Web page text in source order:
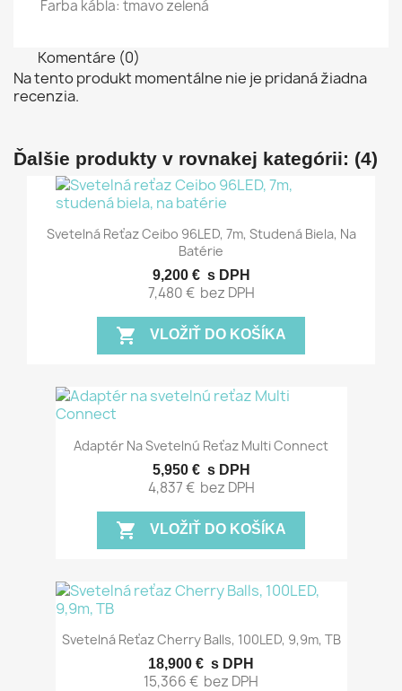
Farba kábla: tmavo zelená
Komentáre (0)
Na tento produkt momentálne nie je pridaná žiadna
recenzia.
Ďalšie produkty v rovnakej kategórii: (4)
Svetelná Reťaz Ceibo 96LED, 7m, Studená Biela, Na
Batérie
9,200 € s DPH
7,480 € bez DPH
shopping_cart VLOŽIŤ DO KOŠÍKA
Adaptér Na Svetelnú Reťaz Multi Connect
5,950 € s DPH
4,837 € bez DPH
shopping_cart VLOŽIŤ DO KOŠÍKA
Svetelná Reťaz Cherry Balls, 100LED, 9,9m, TB
18,900 € s DPH
15,366 € bez DPH